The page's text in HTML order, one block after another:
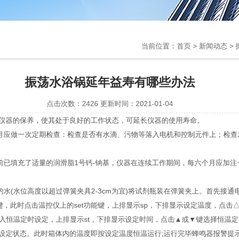
当前位置： 首页 > 新闻动态 >
振荡水浴锅延年益寿有哪些办法
点击次数：2426 更新时间：2021-01-04
保养，使其处于良好的工作状态，可延长仪器的使用寿命。
一次定期检查：检查是否有水滴、污物等落入电机和控制元件上；检查
充了适量的润滑脂1号钙-钠基，仪器在连续工作期间，每六个月应加注
水位高度以超过弹簧夹具2-3cm为宜)将试剂瓶装在弹簧夹上。首先接通
，此时点击温控仪上的set功能键，上排显示sp，下排显示设定温度，点
恒温定时设定，上排显示st，下排显示设定时间，点击▲或▼键选择恒温
定状态。此时箱体内的温度即按设定温度恒温运行;运行完毕蜂鸣器报警提